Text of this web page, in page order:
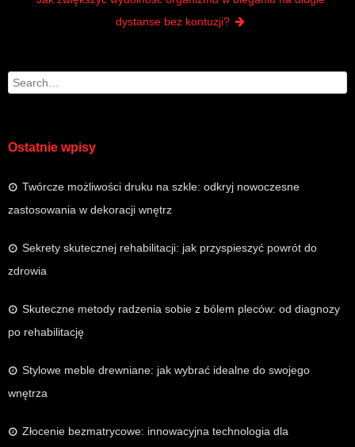
Search
Ostatnie wpisy
Twórcze możliwości druku na szkle: odkryj nowoczesne
zastosowania w dekoracji wnętrz
Sekrety skutecznej rehabilitacji: jak przyspieszyć powrót do
zdrowia
Skuteczne metody radzenia sobie z bólem pleców: od diagnozy
po rehabilitację
Stylowe meble drewniane: jak wybrać idealne do swojego
wnętrza
Złocenie bezmatrycowe: innowacyjna technologia dla
dystanse bez kontuzji?